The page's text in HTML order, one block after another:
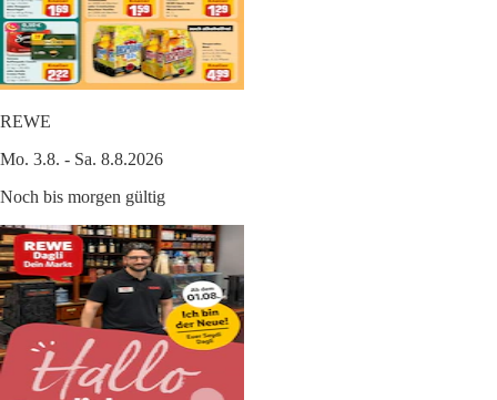
REWE
Mo. 3.8. - Sa. 8.8.2026
Noch bis morgen gültig